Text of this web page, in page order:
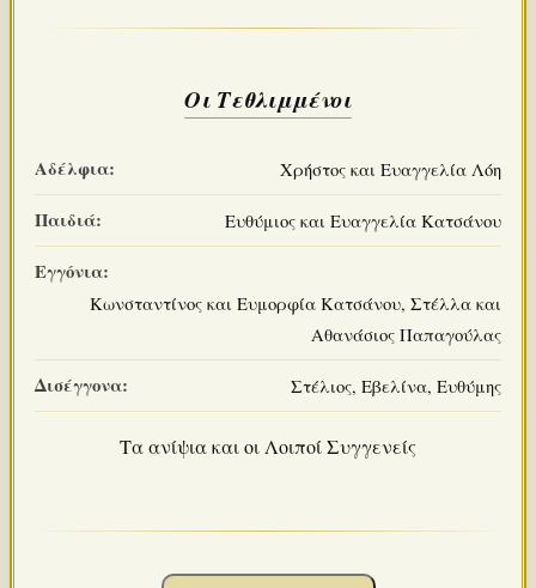
Οι Τεθλιμμένοι
Αδέλφια: Χρήστος και Ευαγγελία Λόη
Παιδιά: Ευθύμιος και Ευαγγελία Κατσάνου
Εγγόνια:
Κωνσταντίνος και Ευμορφία Κατσάνου, Στέλλα και
Αθανάσιος Παπαγούλας
Δισέγγονα: Στέλιος, Εβελίνα, Ευθύμης
Τα ανίψια και οι Λοιποί Συγγενείς